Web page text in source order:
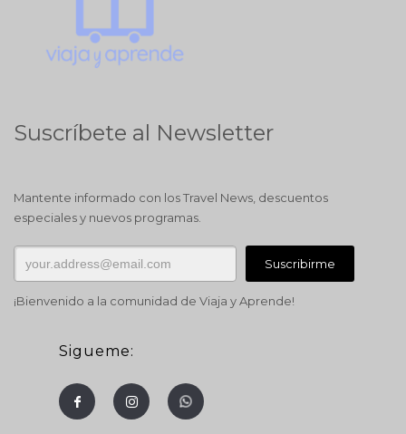
Suscríbete al Newsletter
Mantente informado con los Travel News, descuentos
especiales y nuevos programas.
¡Bienvenido a la comunidad de Viaja y Aprende!
Sigueme: